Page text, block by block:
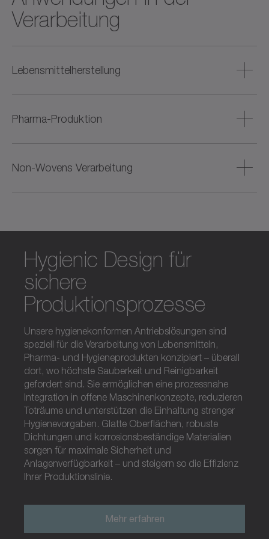
Verarbeitung
Lebensmittelherstellung
Fisch, Backwaren und Getränken – mit Fokus auf
Pharma-Produktion
Tabletten, Cremes und Flüssigkeiten (wie Impfstoffen) –
auch für Reinraumumgebungen.
Non-Wovens Verarbeitung
Hygienic Design für
sichere
Produktionsprozesse
Unsere hygienekonformen Antriebslösungen sind
speziell für die Verarbeitung von Lebensmitteln,
Pharma- und Hygieneprodukten konzipiert – überall
dort, wo höchste Sauberkeit und Reinigbarkeit
gefordert sind. Sie ermöglichen eine prozessnahe
Integration in offene Maschinenkonzepte, reduzieren
Toträume und unterstützen die Einhaltung strenger
Hygienevorgaben. Glatte Oberflächen, robuste
Dichtungen und korrosionsbeständige Materialien
sorgen für maximale Sicherheit und
Anlagenverfügbarkeit – und steigern so die Effizienz
Ihrer Produktionslinie.
Mehr erfahren